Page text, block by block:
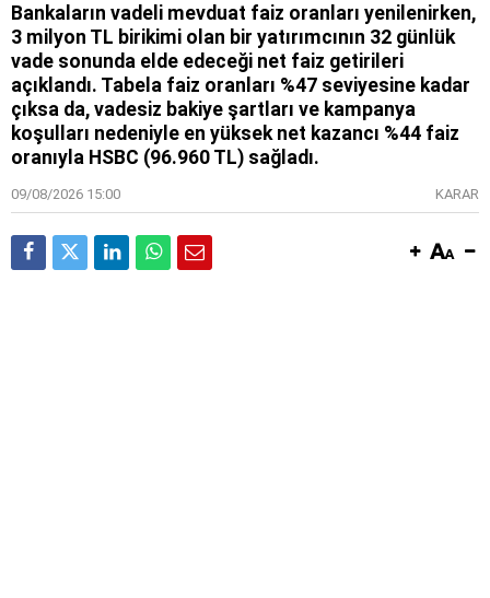
Bankaların vadeli mevduat faiz oranları yenilenirken,
3 milyon TL birikimi olan bir yatırımcının 32 günlük
vade sonunda elde edeceği net faiz getirileri
açıklandı. Tabela faiz oranları %47 seviyesine kadar
çıksa da, vadesiz bakiye şartları ve kampanya
koşulları nedeniyle en yüksek net kazancı %44 faiz
oranıyla HSBC (96.960 TL) sağladı.
09/08/2026 15:00 KARAR